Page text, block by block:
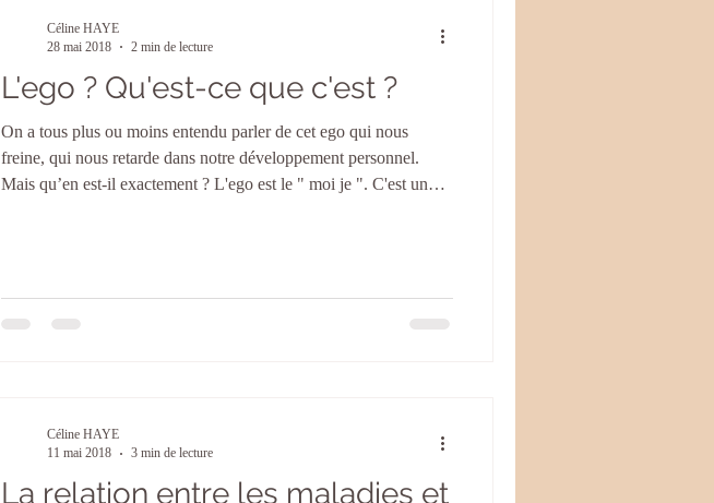
L'ego ? Qu'est-ce que c'est ?
On a tous plus ou moins entendu parler de cet ego qui nous
freine, qui nous retarde dans notre développement personnel.
Mais qu’en est-il exactement ? L'ego est le " moi je ". C'est un
Céline HAYE
28 mai 2018
2 min de lecture
La relation entre les maladies et
Céline HAYE
11 mai 2018
3 min de lecture